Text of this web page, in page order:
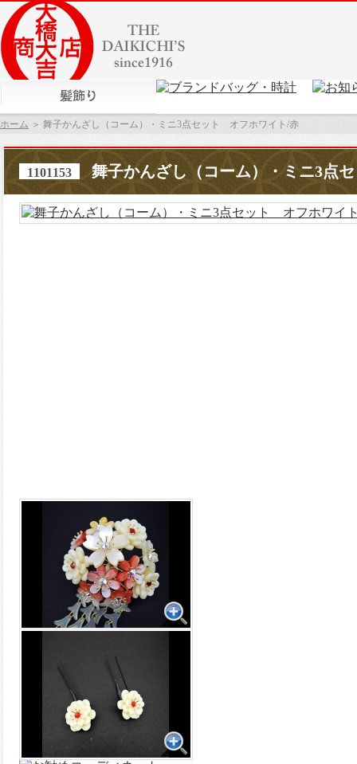
ホーム ＞ 舞子かんざし（コーム）・ミニ3点セット オフホワイト/赤
1101153 舞子かんざし（コーム）・ミニ3点